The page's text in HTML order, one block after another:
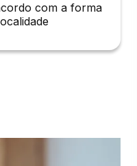
com a forma